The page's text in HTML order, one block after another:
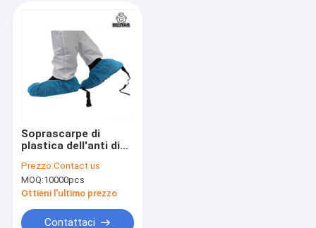
Soprascarpe di
plastica dell'anti di
copertura eliminabile
conduttiva della
scarpa 16"
Prezzo:Contact us
MOQ:10000pcs
Ottieni l'ultimo prezzo
Contattaci